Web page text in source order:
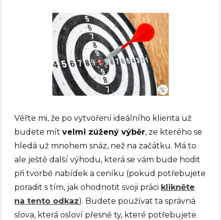
Věřte mi, že po vytvoření ideálního klienta už
budete mítvelmi zúžený výběr, ze kterého se
hledá už mnohem snáz, než na začátku. Má to
ale ještě další výhodu, která se vám bude hodit
při tvorbě nabídek a ceníku (pokud potřebujete
poradit s tím, jak ohodnotit svoji práci klikněte
na tento odkaz). Budete používat ta správná
slova, která osloví přesně ty, které potřebujete.